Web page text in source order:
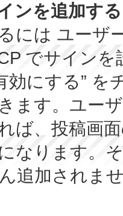
ンを追加す
には ユーザ
でサイン
効にする”
ます。ユー
ば、投稿画
なります。
追加されま